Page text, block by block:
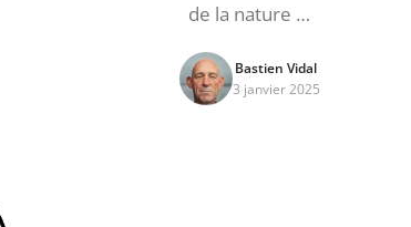
de la nature …
Bastien Vidal
3 janvier 2025